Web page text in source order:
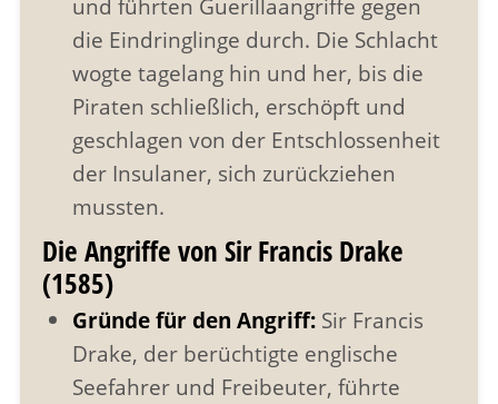
und führten Guerillaangriffe gegen
die Eindringlinge durch. Die Schlacht
wogte tagelang hin und her, bis die
Piraten schließlich, erschöpft und
geschlagen von der Entschlossenheit
der Insulaner, sich zurückziehen
mussten.
Die Angriffe von Sir Francis Drake
(1585)
Gründe für den Angriff: Sir Francis
Drake, der berüchtigte englische
Seefahrer und Freibeuter, führte